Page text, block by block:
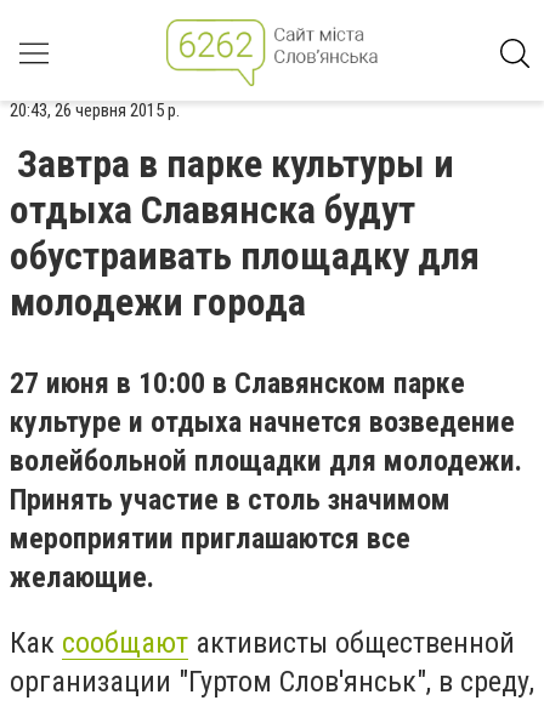
20:43, 26 червня 2015 р.
Завтра в парке культуры и
отдыха Славянска будут
обустраивать площадку для
молодежи города
27 июня в 10:00 в Славянском парке
культуре и отдыха начнется возведение
волейбольной площадки для молодежи.
Принять участие в столь значимом
мероприятии приглашаются все
желающие.
Как сообщают активисты общественной
организации "Гуртом Слов'янськ", в среду,